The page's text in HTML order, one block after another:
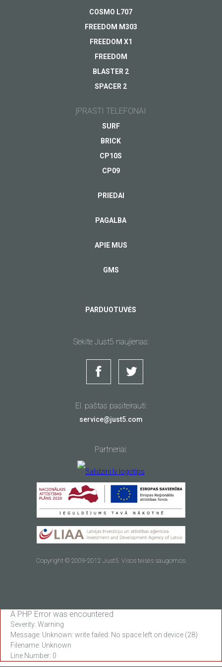
Jūsų el.pašto adresas*
COSMO L707
FREEDOM M303
FREEDOM X1
FREEDOM
BLASTER 2
SPACER 2
ĮPRASTI TELEFONAI
SURF
BRICK
CP10S
CP09
PRIEDAI
PAGALBA
APIE MUS
GMS
PARDUOTUVĖS
Sekite Just5 naujienas:
El. paštas pasiteirauti:
service@just5.com
Partneriai:
Copyright © 2009-2012 Just5. Visos teisės saugomos.
A PHP Error was encountered
Severity: Warning
Message: Unknown: write failed: No space left on device (28)
Filename: Unknown
Line Number: 0